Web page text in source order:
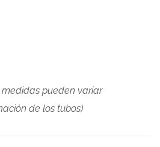
medidas pueden variar
de los tubos)